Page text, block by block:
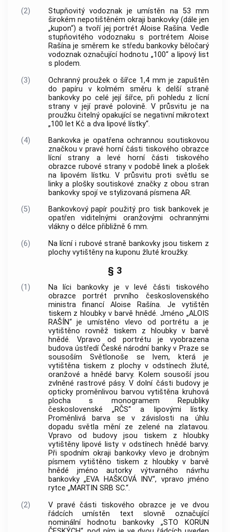
(2)
Stupňovitý vodoznak je umístěn na 53 mm
širokém nepotištěném okraji bankovky (dále jen
„kupon“) a tvoří jej portrét Aloise Rašína. Vedle
stupňovitého vodoznaku s portrétem Aloise
Rašína je směrem ke středu bankovky běločarý
vodoznak označující hodnotu „100“ a lipový list
s plodem.
(3)
Ochranný proužek o šířce 1,4 mm je zapuštěn
do papíru v kolmém směru k delší straně
bankovky po celé její šířce, při pohledu z lícní
strany v její pravé polovině. V průsvitu je na
proužku čitelný opakující se negativní mikrotext
„100 let Kč a dva lipové lístky“.
(4)
Bankovka je opatřena ochrannou soutiskovou
značkou v pravé horní části tiskového obrazce
lícní strany a levé horní části tiskového
obrazce rubové strany v podobě linek a plošek
na lipovém lístku. V průsvitu proti světlu se
linky a plošky soutiskové značky z obou stran
bankovky spojí ve stylizovaná písmena AR.
(5)
Bankovkový papír použitý pro tisk bankovek je
opatřen viditelnými oranžovými ochrannými
vlákny o délce přibližně 6 mm.
(6)
Na lícní i rubové straně bankovky jsou tiskem z
plochy vytištěny na kuponu žluté kroužky.
§ 3
(1)
Na líci bankovky je v levé části tiskového
obrazce portrét prvního československého
ministra financí Aloise Rašína. Je vytištěn
tiskem z hloubky v barvě hnědé. Jméno „ALOIS
RAŠÍN“ je umístěno vlevo od portrétu a je
vytištěno rovněž tiskem z hloubky v barvě
hnědé. Vpravo od portrétu je vyobrazena
budova ústředí České národní bankyv Praze se
sousoším Světlonoše se lvem, která je
vytištěna tiskem z plochy v odstínech žluté,
oranžové a hnědé barvy. Kolem sousoší jsou
zvlněné rastrové pásy. V dolní části budovy je
opticky proměnlivou barvou vytištěna kruhová
plocha s monogramem Republiky
československé „RČS“ a lipovými lístky.
Proměnlivá barva se v závislosti na úhlu
dopadu světla mění ze zelené na zlatavou.
Vpravo od budovy jsou tiskem z hloubky
vytištěny lipové listy v odstínech hnědé barvy.
Při spodním okraji bankovky vlevo je drobným
písmem vytištěno tiskem z hloubky v barvě
hnědé jméno autorky výtvarného návrhu
bankovky „EVA HAŠKOVÁ INV.“, vpravo jméno
rytce „MARTIN SRB SC.“.
(2)
V pravé části tiskového obrazce je ve dvou
řádcích umístěn text slovně označující
nominální hodnotu bankovky „STO KORUN